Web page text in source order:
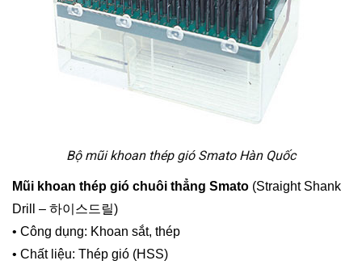
Bộ mũi khoan thép gió Smato Hàn Quốc
Mũi khoan thép gió chuôi thẳng Smato (Straight Shank
Drill – 하이스드릴)
• Công dụng: Khoan sắt, thép
• Chất liệu: Thép gió (HSS)